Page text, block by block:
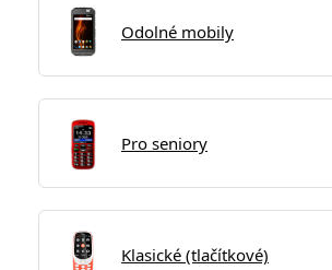
Odolné mobily
Pro seniory
Klasické (tlačítkové)